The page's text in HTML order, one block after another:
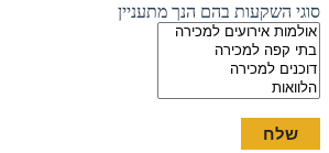
סוגי השקעות בהם הנך מתעניין